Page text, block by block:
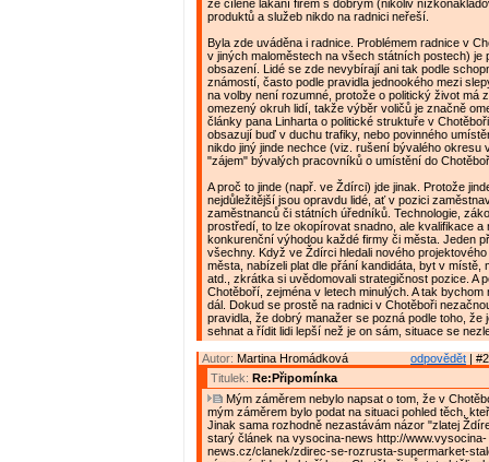
že cílené lákání firem s dobrým (nikoliv
produktů a služeb nikdo na radnici neřeší.
Byla zde uváděna i radnice. Problémem radnice v
v jiných maloměstech na všech státních postech) je
obsazení. Lidé se zde nevybírají ani tak podle
známostí, často podle pravidla jednookého mezi
na volby není rozumné, protože o politický život má
omezený okruh lidí, takže výběr voličů je značně
články pana Linharta o politické struktuře v
obsazují buď v duchu trafiky, nebo povinného
nikdo jiný jinde nechce (viz. rušení bývalého okresu
"zájem" bývalých pracovníků o umístění do
A proč to jinde (např. ve Ždírci) jde jinak. Protože
nejdůležitější jsou opravdu lidé, ať v pozici
zaměstnanců či státních úředníků. Technologie,
prostředí, to lze okopírovat snadno, ale kvalifikace a
konkurenční výhodou každé firmy či města. Jeden
všechny. Když ve Ždírci hledali nového
města, nabízeli plat dle přání kandidáta, byt v místě,
atd., zkrátka si uvědomovali strategičnost pozice. A
Chotěboří, zejména v letech minulých. A tak bychom
dál. Dokud se prostě na radnici v Chotěboři
pravidla, že dobrý manažer se pozná podle toho, že
sehnat a řídit lidi lepší než je on sám, situace se
odpovědět |
Autor: Martina Hromádková
Titulek: Re:Připomínka
Mým záměrem nebylo napsat o tom, že v
mým záměrem bylo podat na situaci pohled těch,
Jinak sama rozhodně nezastávám názor "zlatej
starý článek na vysocina-news http://www.vysocina-
news.cz/clanek/zdirec-se-rozrusta-supermarket-